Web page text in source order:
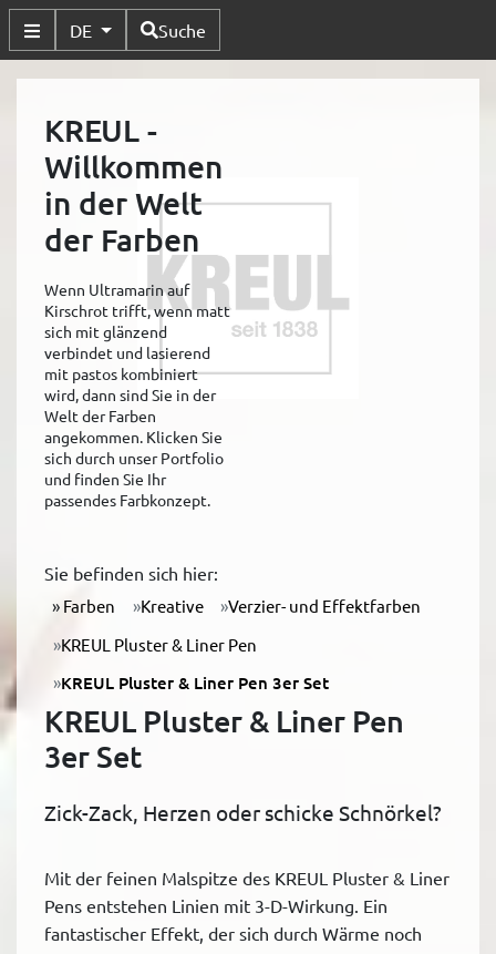
Untermenü Umschalten
DE Verfügbare Sprachen
Suche
KREUL -
Willkommen
in der Welt
der Farben
Wenn Ultramarin auf
Kirschrot trifft, wenn matt
sich mit glänzend
verbindet und lasierend
mit pastos kombiniert
wird, dann sind Sie in der
Welt der Farben
angekommen. Klicken Sie
sich durch unser Portfolio
und finden Sie Ihr
passendes Farbkonzept.
Sie befinden sich hier:
Farben Kreative
Verzier- und Effektfarben
KREUL Pluster & Liner Pen
KREUL Pluster & Liner Pen 3er Set
KREUL Pluster & Liner Pen
3er Set
Zick-Zack, Herzen oder schicke Schnörkel?
Mit der feinen Malspitze des KREUL Pluster & Liner
Pens entstehen Linien mit 3-D-Wirkung. Ein
fantastischer Effekt, der sich durch Wärme noch